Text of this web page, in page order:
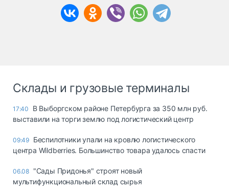
Склады и грузовые терминалы
17:40
В Выборгском районе Петербурга за 350 млн руб.
выставили на торги землю под логистический центр
09:49 Беспилотники упали на кровлю логистического
центра Wildberries. Большинство товара удалось спасти
06.08 "Сады Придонья" строят новый
мультифункциональный склад сырья